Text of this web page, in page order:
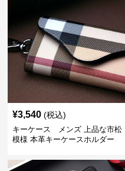
¥3,540 (税込)
キーケース メンズ 上品な市松
模様 本革キーケースホルダー